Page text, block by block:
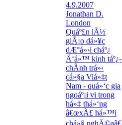
4.9.2007
Jonathan D.
London
Quáº£n lÃ½
giÃ¡o dá»¥c
dÆ°á»›i cháº¿
Ä‘á»™ kinh táº¿-
chÃ­nh trá»‹
cá»§a Viá»‡t
Nam - quá»‘c gia
ngoáº¡i vi trong
há»‡ thá»‘ng
â€œxÃ£ há»™i
chá»§ nghÄ©aâ€